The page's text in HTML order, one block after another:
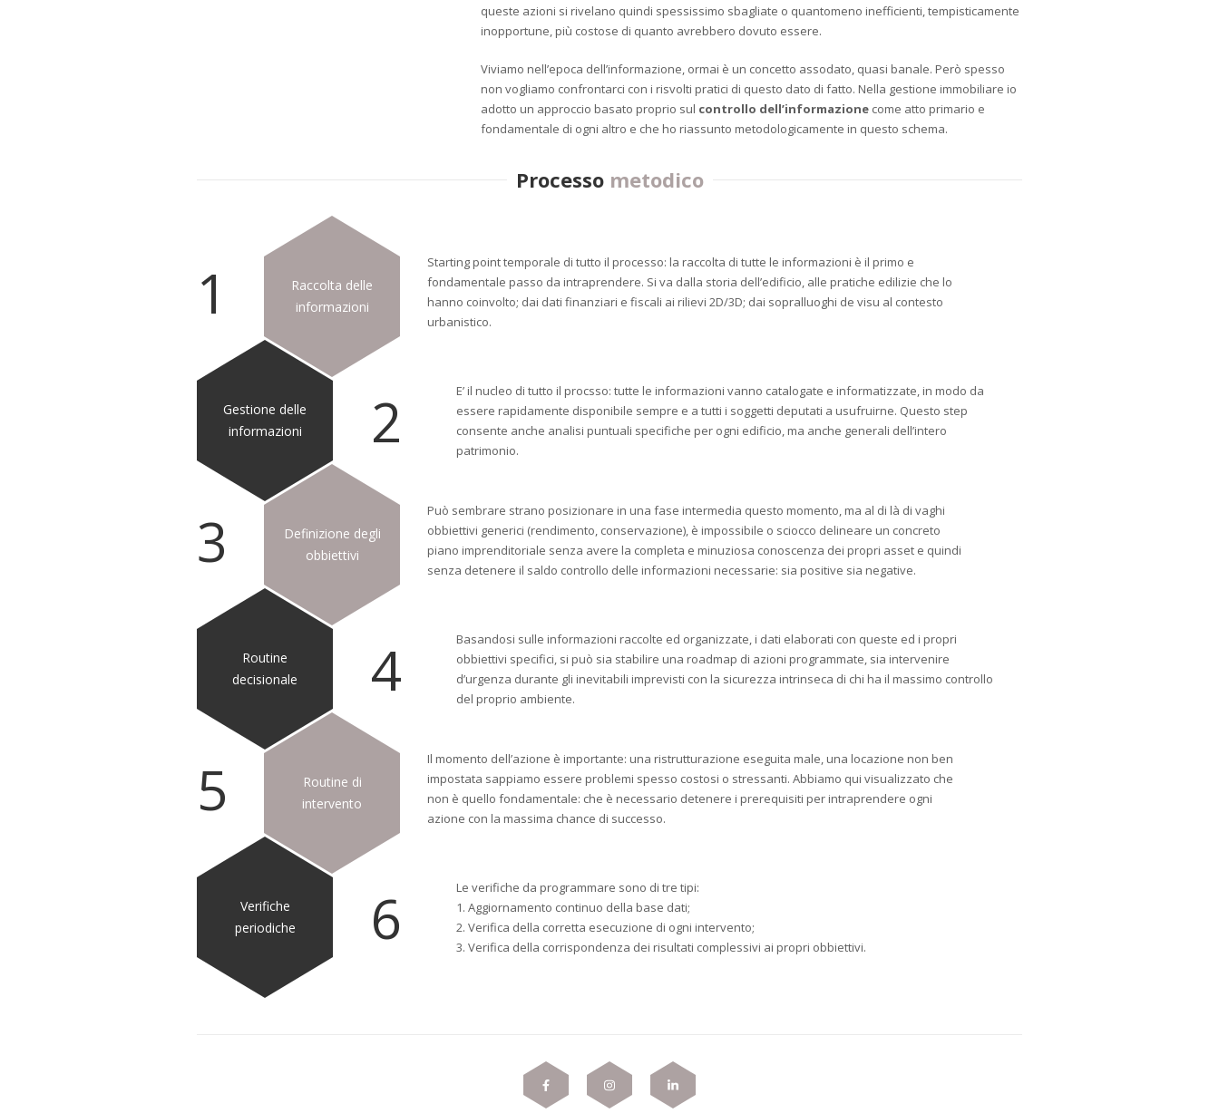
queste azioni si rivelano quindi spessissimo sbagliate o quantomeno inefficienti, tempisticamente
inopportune, più costose di quanto avrebbero dovuto essere.
Viviamo nell’epoca dell’informazione, ormai è un concetto assodato, quasi banale. Però spesso
non vogliamo confrontarci con i risvolti pratici di questo dato di fatto. Nella gestione immobiliare io
adotto un approccio basato proprio sul controllo dell’informazione come atto primario e
fondamentale di ogni altro e che ho riassunto metodologicamente in questo schema.
Processo metodico
1
Raccolta delle
informazioni
Starting point temporale di tutto il processo: la raccolta di tutte le informazioni è il primo e
fondamentale passo da intraprendere. Si va dalla storia dell’edificio, alle pratiche edilizie che lo
hanno coinvolto; dai dati finanziari e fiscali ai rilievi 2D/3D; dai sopralluoghi de visu al contesto
urbanistico.
Gestione delle
informazioni
2
E’ il nucleo di tutto il procsso: tutte le informazioni vanno catalogate e informatizzate, in modo da
essere rapidamente disponibile sempre e a tutti i soggetti deputati a usufruirne. Questo step
consente anche analisi puntuali specifiche per ogni edificio, ma anche generali dell’intero
patrimonio.
3
Definizione degli
obbiettivi
Può sembrare strano posizionare in una fase intermedia questo momento, ma al di là di vaghi
obbiettivi generici (rendimento, conservazione), è impossibile o sciocco delineare un concreto
piano imprenditoriale senza avere la completa e minuziosa conoscenza dei propri asset e quindi
senza detenere il saldo controllo delle informazioni necessarie: sia positive sia negative.
Routine
decisionale
4
Basandosi sulle informazioni raccolte ed organizzate, i dati elaborati con queste ed i propri
obbiettivi specifici, si può sia stabilire una roadmap di azioni programmate, sia intervenire
d’urgenza durante gli inevitabili imprevisti con la sicurezza intrinseca di chi ha il massimo controllo
del proprio ambiente.
5
Routine di
intervento
Il momento dell’azione è importante: una ristrutturazione eseguita male, una locazione non ben
impostata sappiamo essere problemi spesso costosi o stressanti. Abbiamo qui visualizzato che
non è quello fondamentale: che è necessario detenere i prerequisiti per intraprendere ogni
azione con la massima chance di successo.
Verifiche
periodiche
6
Le verifiche da programmare sono di tre tipi:
1. Aggiornamento continuo della base dati;
2. Verifica della corretta esecuzione di ogni intervento;
3. Verifica della corrispondenza dei risultati complessivi ai propri obbiettivi.